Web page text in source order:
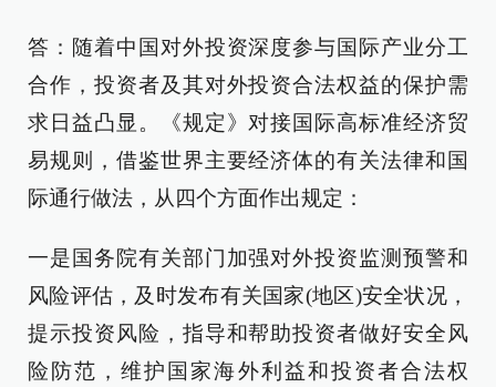
答：随着中国对外投资深度参与国际产业分工
合作，投资者及其对外投资合法权益的保护需
求日益凸显。《规定》对接国际高标准经济贸
易规则，借鉴世界主要经济体的有关法律和国
际通行做法，从四个方面作出规定：
一是国务院有关部门加强对外投资监测预警和
风险评估，及时发布有关国家(地区)安全状况，
提示投资风险，指导和帮助投资者做好安全风
险防范，维护国家海外利益和投资者合法权